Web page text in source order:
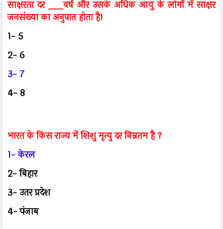
साक्षरता दर ___वर्ष और उसके अधिक आयु के लोगों में साक्षर
जनसंख्या का अनुपात होता है!
1- 5
2- 6
3- 7
4- 8
भारत के किस राज्य में शिशु मृत्यु दर निम्नतम है ?
1- केरल
2- बिहार
3- उतर प्रदेश
4- पंजाब